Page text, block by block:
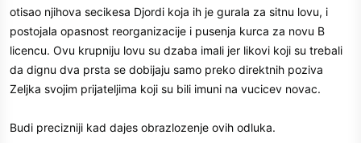
otisao njihova secikesa Djordi koja ih je gurala za sitnu lovu, i
postojala opasnost reorganizacije i pusenja kurca za novu B
licencu. Ovu krupniju lovu su dzaba imali jer likovi koji su trebali
da dignu dva prsta se dobijaju samo preko direktnih poziva
Zeljka svojim prijateljima koji su bili imuni na vucicev novac.
Budi precizniji kad dajes obrazlozenje ovih odluka.